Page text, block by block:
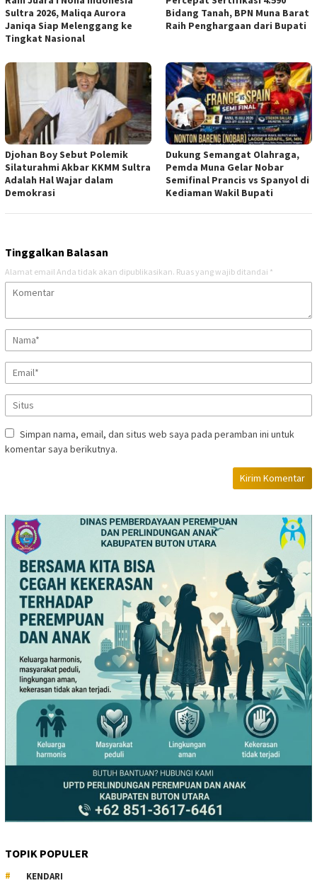
Sultra 2026, Maliqa Aurora
Janiqa Siap Melenggang ke
Tingkat Nasional
Bidang Tanah, BPN Muna Barat
Raih Penghargaan dari Bupati
Djohan Boy Sebut Polemik
Silaturahmi Akbar KKMM Sultra
Adalah Hal Wajar dalam
Demokrasi
Dukung Semangat Olahraga,
Pemda Muna Gelar Nobar
Semifinal Prancis vs Spanyol di
Kediaman Wakil Bupati
Tinggalkan Balasan
Alamat email Anda tidak akan dipublikasikan. Ruas yang wajib ditandai *
Simpan nama, email, dan situs web saya pada peramban ini untuk
komentar saya berikutnya.
TOPIK POPULER
KENDARI